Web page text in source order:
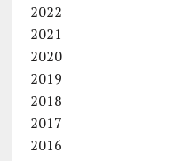
2022
2021
2020
2019
2018
2017
2016